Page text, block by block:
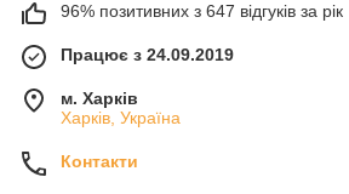
96% позитивних з 647 відгуків за рік
Працює з 24.09.2019
м. Харків
Харків, Україна
Контакти